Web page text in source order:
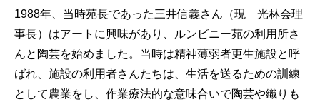
1988年、当時苑長であった三井信義さん（現 光林会理
事長）はアートに興味があり、ルンビニー苑の利用所さ
んと陶芸を始めました。当時は精神薄弱者更生施設と呼
ばれ、施設の利用者さんたちは、生活を送るための訓練
として農業をし、作業療法的な意味合いで陶芸や織りも